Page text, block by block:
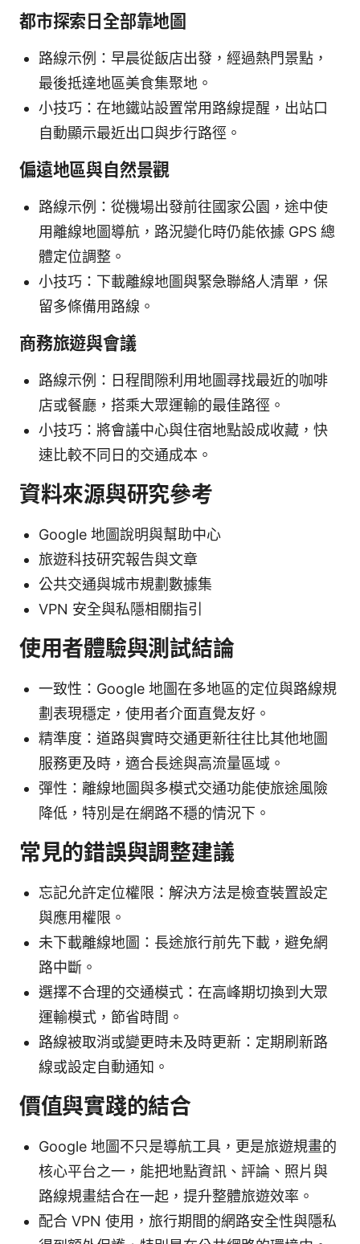
都市探索日全部靠地圖
路線示例：早晨從飯店出發，經過熱門景點，
最後抵達地區美食集聚地。
小技巧：在地鐵站設置常用路線提醒，出站口
自動顯示最近出口與步行路徑。
偏遠地區與自然景觀
路線示例：從機場出發前往國家公園，途中使
用離線地圖導航，路況變化時仍能依據 GPS 總
體定位調整。
小技巧：下載離線地圖與緊急聯絡人清單，保
留多條備用路線。
商務旅遊與會議
路線示例：日程間隙利用地圖尋找最近的咖啡
店或餐廳，搭乘大眾運輸的最佳路徑。
小技巧：將會議中心與住宿地點設成收藏，快
速比較不同日的交通成本。
資料來源與研究參考
Google 地圖說明與幫助中心
旅遊科技研究報告與文章
公共交通與城市規劃數據集
VPN 安全與私隱相關指引
使用者體驗與測試結論
一致性：Google 地圖在多地區的定位與路線規
劃表現穩定，使用者介面直覺友好。
精準度：道路與實時交通更新往往比其他地圖
服務更及時，適合長途與高流量區域。
彈性：離線地圖與多模式交通功能使旅途風險
降低，特別是在網路不穩的情況下。
常見的錯誤與調整建議
忘記允許定位權限：解決方法是檢查裝置設定
與應用權限。
未下載離線地圖：長途旅行前先下載，避免網
路中斷。
選擇不合理的交通模式：在高峰期切換到大眾
運輸模式，節省時間。
路線被取消或變更時未及時更新：定期刷新路
線或設定自動通知。
價值與實踐的結合
Google 地圖不只是導航工具，更是旅遊規畫的
核心平台之一，能把地點資訊、評論、照片與
路線規畫結合在一起，提升整體旅遊效率。
配合 VPN 使用，旅行期間的網路安全性與隱私